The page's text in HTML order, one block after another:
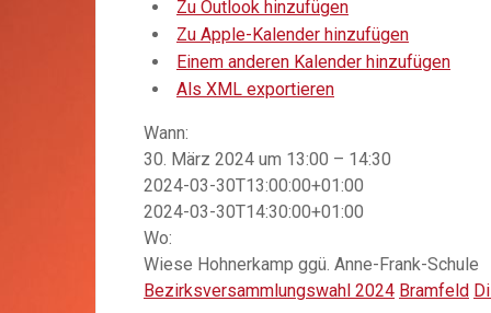
Zu Outlook hinzufügen
Zu Apple-Kalender hinzufügen
Einem anderen Kalender hinzufügen
Als XML exportieren
Wann:
30. März 2024 um 13:00 – 14:30
2024-03-30T13:00:00+01:00
2024-03-30T14:30:00+01:00
Wo:
Wiese Hohnerkamp ggü. Anne-Frank-Schule
Bezirksversammlungswahl 2024 Bramfeld